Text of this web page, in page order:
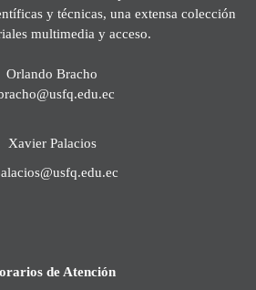
y técnicas, una extensa colección
multimedia y acceso.
Orlando Bracho
Xavier Palacios
de Atención